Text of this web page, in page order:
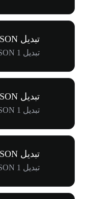
تبدیل HIMSON به JPY
تبدیل 1 HIMSON به 円4.99K
تبدیل HIMSON به GBP
تبدیل 1 HIMSON به £23.46
تبدیل HIMSON به BRL
تبدیل 1 HIMSON به R$161.28